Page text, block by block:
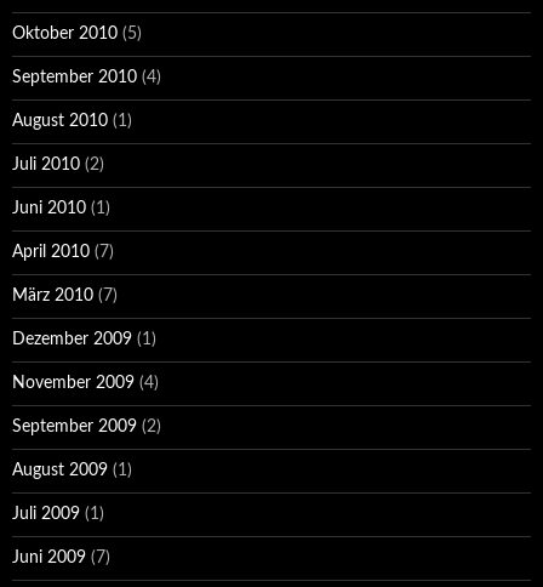
Oktober 2010 (5)
September 2010 (4)
August 2010 (1)
Juli 2010 (2)
Juni 2010 (1)
April 2010 (7)
März 2010 (7)
Dezember 2009 (1)
November 2009 (4)
September 2009 (2)
August 2009 (1)
Juli 2009 (1)
Juni 2009 (7)